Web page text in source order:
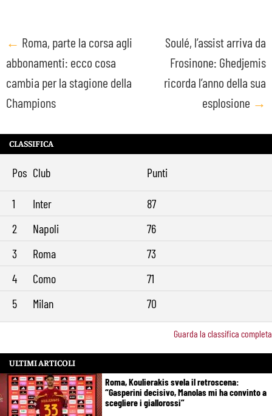
Post
navigation
← Roma, parte la corsa agli
abbonamenti: ecco cosa
cambia per la stagione della
Champions
Soulé, l’assist arriva da
Frosinone: Ghedjemis
ricorda l’anno della sua
esplosione →
CLASSIFICA
Pos Club Punti
1 Inter
87
2
Napoli
76
3
Roma
73
4
Como
71
5
Milan 70
Guarda la classifica completa
ULTIMI ARTICOLI
Roma, Koulierakis svela il retroscena:
“Gasperini decisivo, Manolas mi ha convinto a
scegliere i giallorossi”